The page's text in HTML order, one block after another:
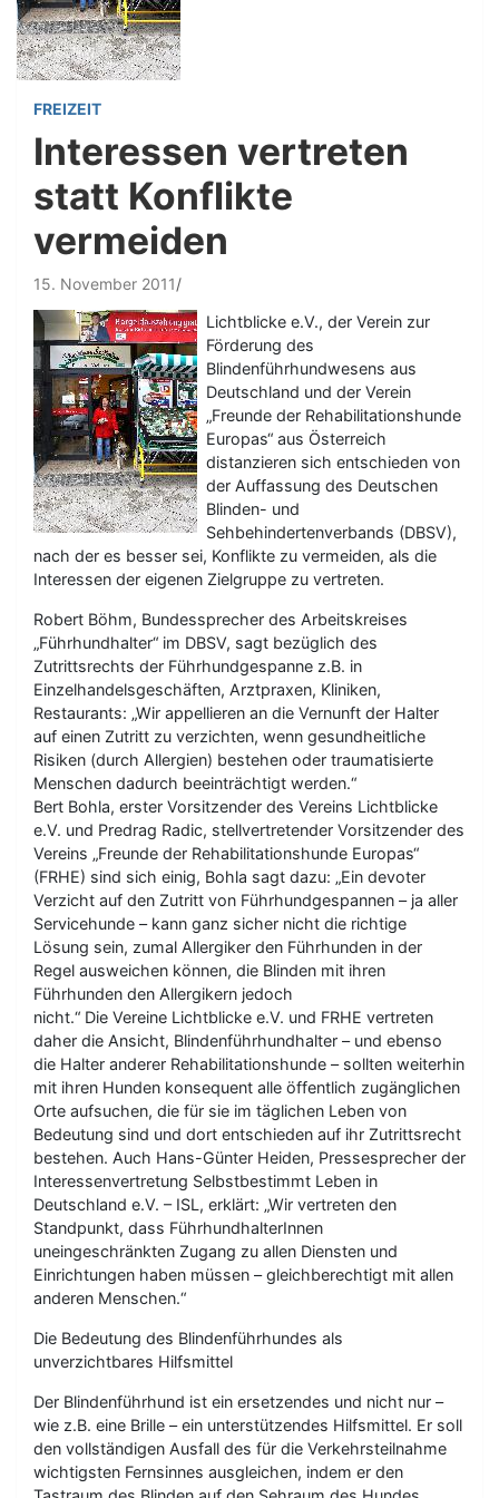
FREIZEIT
Interessen vertreten
statt Konflikte
vermeiden
15. November 2011
Lichtblicke e.V., der Verein zur
Förderung des
Blindenführhundwesens aus
Deutschland und der Verein
„Freunde der Rehabilitationshunde
Europas“ aus Österreich
distanzieren sich entschieden von
der Auffassung des Deutschen
Blinden- und
Sehbehindertenverbands (DBSV),
nach der es besser sei, Konflikte zu vermeiden, als die
Interessen der eigenen Zielgruppe zu vertreten.
Robert Böhm, Bundessprecher des Arbeitskreises
„Führhundhalter“ im DBSV, sagt bezüglich des
Zutrittsrechts der Führhundgespanne z.B. in
Einzelhandelsgeschäften, Arztpraxen, Kliniken,
Restaurants: „Wir appellieren an die Vernunft der Halter
auf einen Zutritt zu verzichten, wenn gesundheitliche
Risiken (durch Allergien) bestehen oder traumatisierte
Menschen dadurch beeinträchtigt werden.“
Bert Bohla, erster Vorsitzender des Vereins Lichtblicke
e.V. und Predrag Radic, stellvertretender Vorsitzender des
Vereins „Freunde der Rehabilitationshunde Europas“
(FRHE) sind sich einig, Bohla sagt dazu: „Ein devoter
Verzicht auf den Zutritt von Führhundgespannen – ja aller
Servicehunde – kann ganz sicher nicht die richtige
Lösung sein, zumal Allergiker den Führhunden in der
Regel ausweichen können, die Blinden mit ihren
Führhunden den Allergikern jedoch
nicht.“ Die Vereine Lichtblicke e.V. und FRHE vertreten
daher die Ansicht, Blindenführhundhalter – und ebenso
die Halter anderer Rehabilitationshunde – sollten weiterhin
mit ihren Hunden konsequent alle öffentlich zugänglichen
Orte aufsuchen, die für sie im täglichen Leben von
Bedeutung sind und dort entschieden auf ihr Zutrittsrecht
bestehen. Auch Hans-Günter Heiden, Pressesprecher der
Interessenvertretung Selbstbestimmt Leben in
Deutschland e.V. – ISL, erklärt: „Wir vertreten den
Standpunkt, dass FührhundhalterInnen
uneingeschränkten Zugang zu allen Diensten und
Einrichtungen haben müssen – gleichberechtigt mit allen
anderen Menschen.“
Die Bedeutung des Blindenführhundes als
unverzichtbares Hilfsmittel
Der Blindenführhund ist ein ersetzendes und nicht nur –
wie z.B. eine Brille – ein unterstützendes Hilfsmittel. Er soll
den vollständigen Ausfall des für die Verkehrsteilnahme
wichtigsten Fernsinnes ausgleichen, indem er den